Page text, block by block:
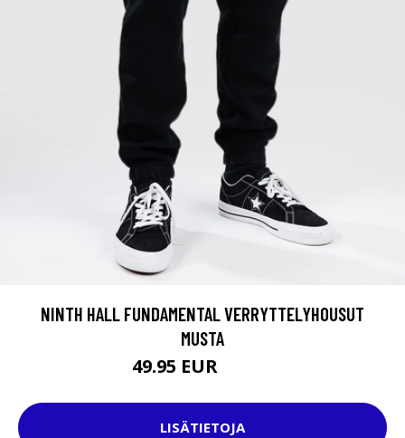
NINTH HALL FUNDAMENTAL VERRYTTELYHOUSUT
MUSTA
49.95 EUR
LISÄTIETOJA